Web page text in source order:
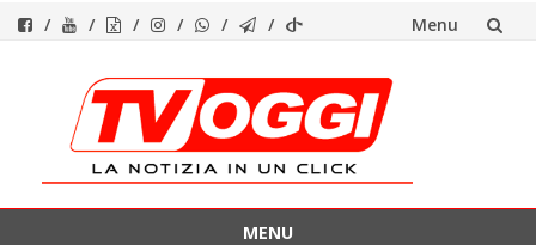
Menu
contenuto
MENU